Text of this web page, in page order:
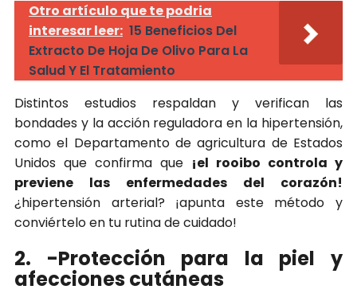
Otro artículo que te podria
interesar leer: 15 Beneficios Del
Extracto De Hoja De Olivo Para La
Salud Y El Tratamiento
Distintos estudios respaldan y verifican las
bondades y la acción reguladora en la hipertensión,
como el Departamento de agricultura de Estados
Unidos que confirma que ¡el rooibo controla y
previene las enfermedades del corazón!
¿hipertensión arterial? ¡apunta este método y
conviértelo en tu rutina de cuidado!
2. -Protección para la piel y
afecciones cutáneas